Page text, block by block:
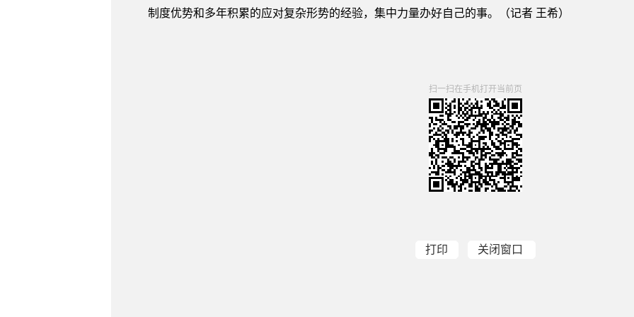
制度优势和多年积累的应对复杂形势的经验，集中力量办好自己的事。（记者 王希）
扫一扫在手机打开当前页
打印 关闭窗口